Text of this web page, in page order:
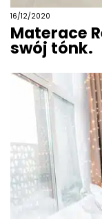
16/12/2020
Materace
swój tónk.